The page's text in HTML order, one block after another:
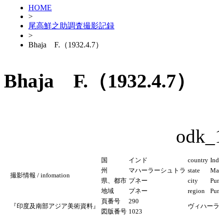
HOME
>
尾高鮮之助調査撮影記録
>
Bhaja F.（1932.4.7）
Bhaja F.（1932.4.7）
撮影情報 / infomation
国 インド country
州
マハーラーシュトラ state
県、都市 プネー city
地域
プネー region
『印度及南部アジア美術資料』
頁番号 290
ヴィハー
図版番号 1023